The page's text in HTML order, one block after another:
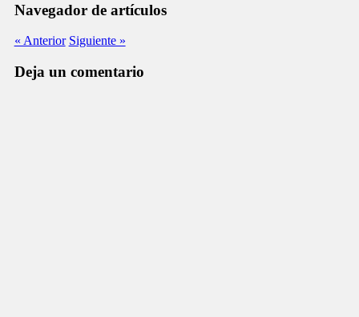
Navegador de artículos
« Anterior Siguiente »
Deja un comentario